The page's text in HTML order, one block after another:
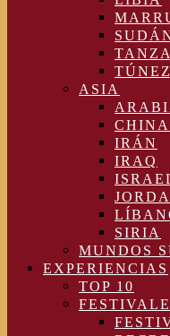
TÚNEZ
ASIA
CHINA
IRÁN
IRAQ
SIRIA
MUNDOS
EXPERIENCIAS
TOP 10